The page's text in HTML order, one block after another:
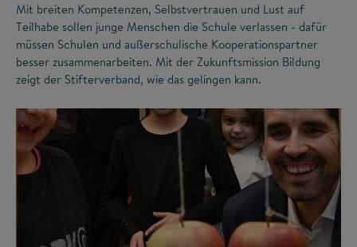
Mit breiten Kompetenzen, Selbstvertrauen und Lust auf
Teilhabe sollen junge Menschen die Schule verlassen - dafür
müssen Schulen und außerschulische Kooperationspartner
besser zusammenarbeiten. Mit der Zukunftsmission Bildung
zeigt der Stifterverband, wie das gelingen kann.